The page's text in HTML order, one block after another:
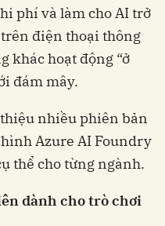
phí và làm cho AI trở
điện thoại thông
khác hoạt động “ở
đám mây.
nhiều phiên bản
Azure AI Foundry
thể cho từng ngành.
dành cho trò chơi